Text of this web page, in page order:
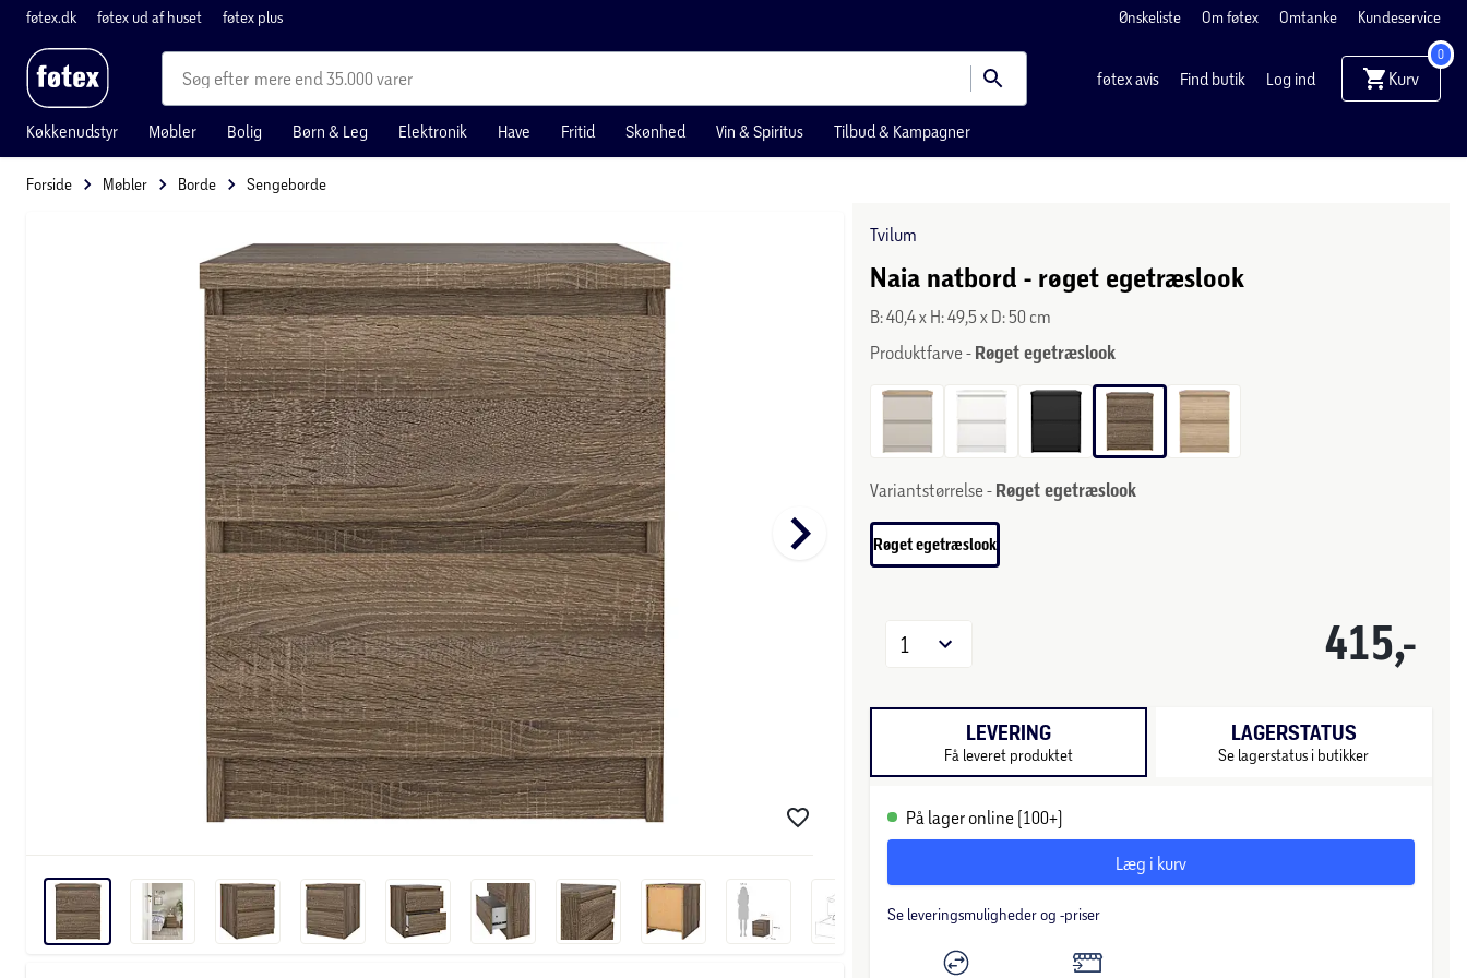
føtex.dk føtex ud af huset føtex plus Ønskeliste Om føtex Omtanke Kundeservice
mere end 35.000 varer føtex avis Find butik Log ind Kurv
0
Køkkenudstyr Møbler Bolig Børn & Leg Elektronik Have Fritid Skønhed Vin & Spiritus Tilbud & Kampagner
Forside Møbler Borde Sengeborde
keyboard_arrow_right
Tvilum
Naia natbord - røget egetræslook
B: 40,4 x H: 49,5 x D: 50 cm
Produktfarve - Røget egetræslook
Variantstørrelse - Røget egetræslook
Røget egetræslook
415,-
1
LEVERING
Få leveret produktet
LAGERSTATUS
Se lagerstatus i butikker
På lager online (100+)
Læg i kurv
Se leveringsmuligheder og -priser